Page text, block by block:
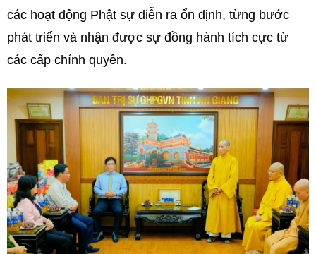
các hoạt động Phật sự diễn ra ổn định, từng bước
phát triển và nhận được sự đồng hành tích cực từ
các cấp chính quyền.